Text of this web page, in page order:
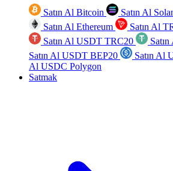
Satın Al Bitcoin Satın Al
Satın Al Ethereum
Satın Al
Satın Al USDT TRC20
Satın Al USDT BEP20
Satın Al
Al USDC Polygon
Satmak